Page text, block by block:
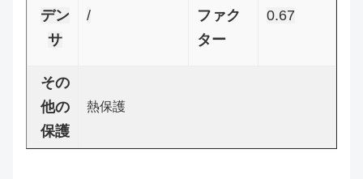
デン
サ
/
ファク
ター
0.67
その
他の
保護
熱保護